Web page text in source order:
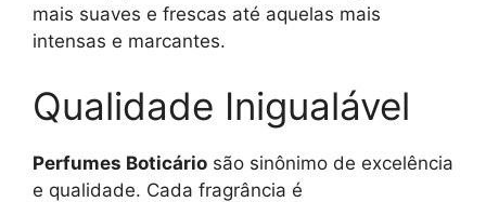
mais suaves e frescas até aquelas mais
intensas e marcantes.
Qualidade Inigualável
Perfumes Boticário são sinônimo de excelência
e qualidade. Cada fragrância é